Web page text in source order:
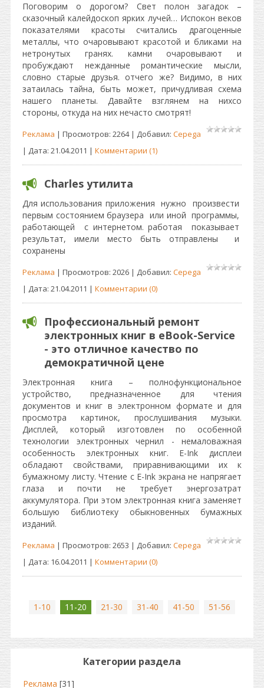
Поговорим о дорогом? Свет полон загадок –
сказочный калейдоскоп ярких лучей… Испокон веков
показателями красоты считались драгоценные
металлы, что очаровывают красотой и бликами на
нетронутых гранях. камни очаровывают и
пробуждают нежданные романтические мысли,
словно старые друзья. отчего же? Видимо, в них
затаилась тайна, быть может, причудливая схема
нашего планеты. Давайте взглянем на нихсо
стороны, откуда на них нечасто смотрят!
Реклама | Просмотров: 2264 | Добавил: Cepega
| Дата: 21.04.2011 | Комментарии (1)
Charles утилита
Для использования приложения нужно произвести
первым состоянием браузера или иной программы,
работающей с интернетом. работая показывает
результат, имели место быть отправлены и
сохранены
Реклама | Просмотров: 2026 | Добавил: Cepega
| Дата: 21.04.2011 | Комментарии (0)
Профессиональный ремонт
электронных книг в eBook-Service
- это отличное качество по
демократичной цене
Электронная книга – полнофункциональное
устройство, предназначенное для чтения
документов и книг в электронном формате и для
просмотра картинок, прослушивания музыки.
Дисплей, который изготовлен по особенной
технологии электронных чернил - немаловажная
особенность электронных книг. E-Ink дисплеи
обладают свойствами, приравнивающими их к
бумажному листу. Чтение с E-Ink экрана не напрягает
глаза и почти не требует энергозатрат
аккумулятора. При этом электронная книга заменяет
большую библиотеку обыкновенных бумажных
изданий.
Реклама | Просмотров: 2653 | Добавил: Cepega
| Дата: 16.04.2011 | Комментарии (0)
1-10 11-20 21-30 31-40 41-50 51-56
Категории раздела
Реклама [31]